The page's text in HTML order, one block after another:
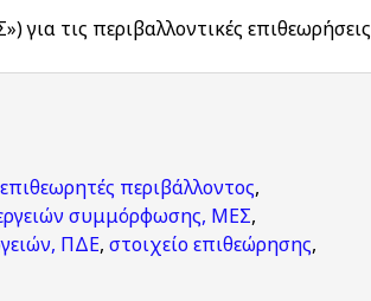
τις περιβαλλοντικές επιθεωρήσεις
επιθεωρητές περιβάλλοντος,
συμμόρφωσης, ΜΕΣ,
ΠΔΕ, στοιχείο επιθεώρησης,